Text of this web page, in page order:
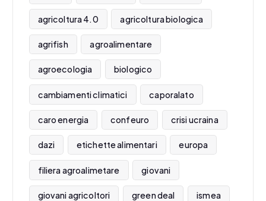
agricoltura 4.0 agricoltura biologica
agrifish agroalimentare
agroecologia biologico
cambiamenti climatici caporalato
caro energia confeuro crisi ucraina
dazi etichette alimentari europa
filiera agroalimetare giovani
giovani agricoltori green deal ismea